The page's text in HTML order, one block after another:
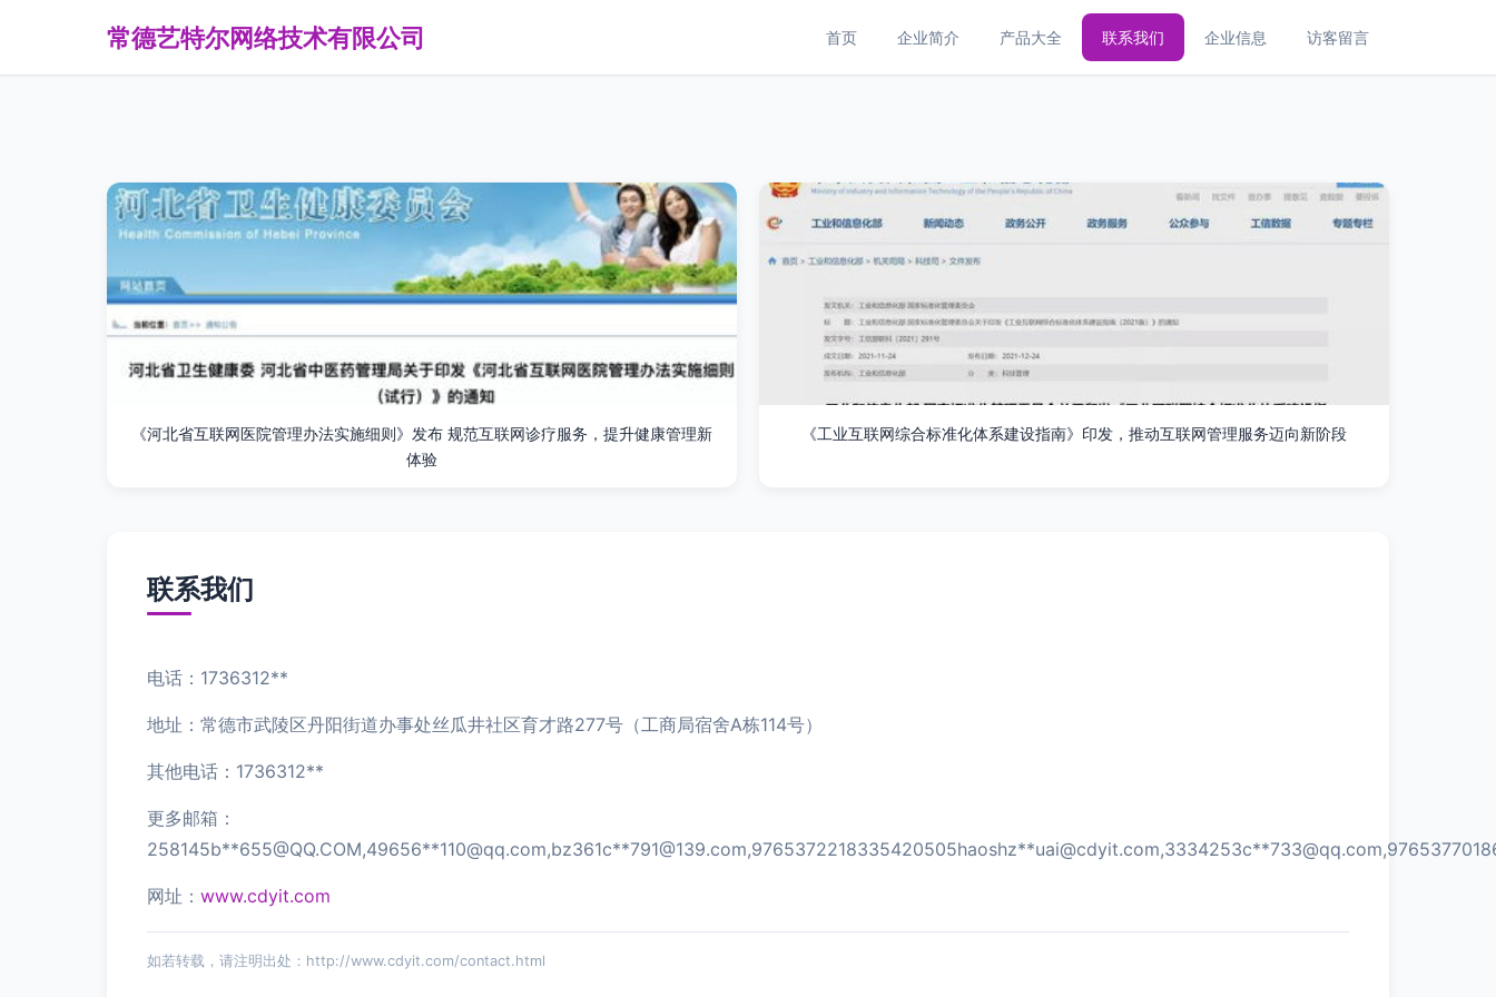
常德艺特尔网络技术有限公司 首页 企业简介 产品大全 联系我们 企业信息 访客留言
《河北省互联网医院管理办法实施细则》发布 规范互联网诊疗服务，提升健康管理新
体验
《工业互联网综合标准化体系建设指南》印发，推动互联网管理服务迈向新阶段
联系我们
电话：1736312**
地址：常德市武陵区丹阳街道办事处丝瓜井社区育才路277号（工商局宿舍A栋114号）
其他电话：1736312**
更多邮箱：
258145b**655@QQ.COM,49656**110@qq.com,bz361c**791@139.com,9765372218335420505haoshz**uai@cdyit.com,3334253c**733@qq.com
网址： www.cdyit.com
如若转载，请注明出处：http://www.cdyit.com/contact.html